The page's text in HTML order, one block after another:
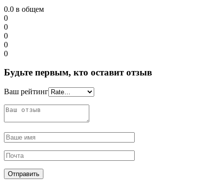
0.0 в общем
0
0
0
0
0
Будьте первым, кто оставит отзыв
Ваш рейтинг